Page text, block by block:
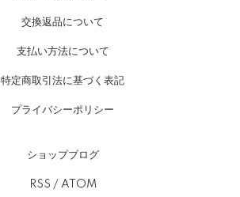
交換返品について
支払い方法について
特定商取引法に基づく表記
プライバシーポリシー
ショップブログ
RSS / ATOM